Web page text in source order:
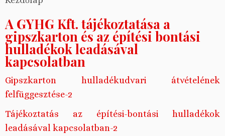
A GYHG Kft. tájékoztatása a
gipszkarton és az építési bontási
hulladékok leadásával
kapcsolatban
Gipszkarton hulladékudvari átvételének
felfüggesztése-2
Tájékoztatás az építési-bontási hulladékok
leadásával kapcsolatban-2